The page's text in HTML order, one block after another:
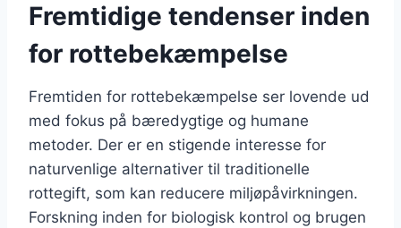
Fremtidige tendenser inden
for rottebekæmpelse
Fremtiden for rottebekæmpelse ser lovende ud
med fokus på bæredygtige og humane
metoder. Der er en stigende interesse for
naturvenlige alternativer til traditionelle
rottegift, som kan reducere miljøpåvirkningen.
Forskning inden for biologisk kontrol og brugen